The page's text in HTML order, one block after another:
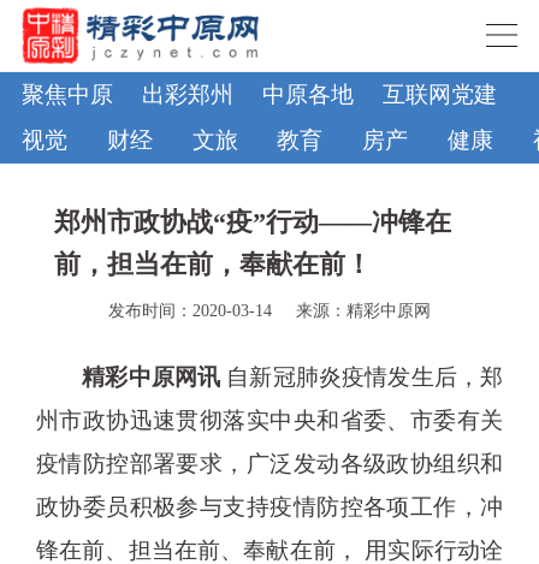
聚焦中原 出彩郑州 中原各地 互联网党建
视觉
财经 文旅 教育 房产 健康
郑州市政协战“疫”行动——冲锋在
前，担当在前，奉献在前！
发布时间：2020-03-14 来源：精彩中原网
精彩中原网讯 自新冠肺炎疫情发生后，郑
州市政协迅速贯彻落实中央和省委、市委有关
疫情防控部署要求，广泛发动各级政协组织和
政协委员积极参与支持疫情防控各项工作，冲
锋在前、担当在前、奉献在前， 用实际行动诠